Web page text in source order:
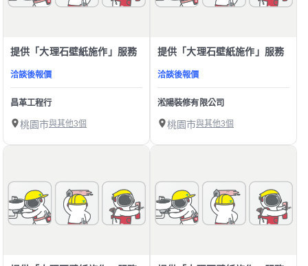
提供「大理石壁紙施作」服務
洽談後報價
昌革工程行
桃園市與其他3個
提供「大理石壁紙施作」服務
洽談後報價
淞陽裝修有限公司
桃園市與其他3個